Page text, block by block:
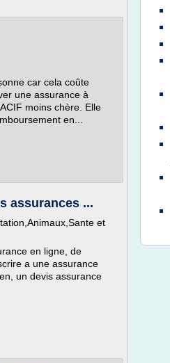
car cela coûte
une assurance à
moins chère. Elle
en...
assurances ...
et
en ligne, de
a une assurance
un devis assurance